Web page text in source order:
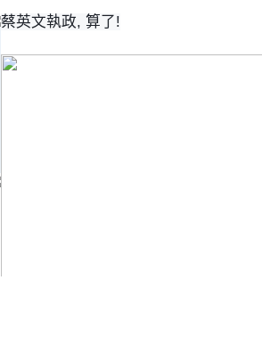
蔡英文執政, 算了!